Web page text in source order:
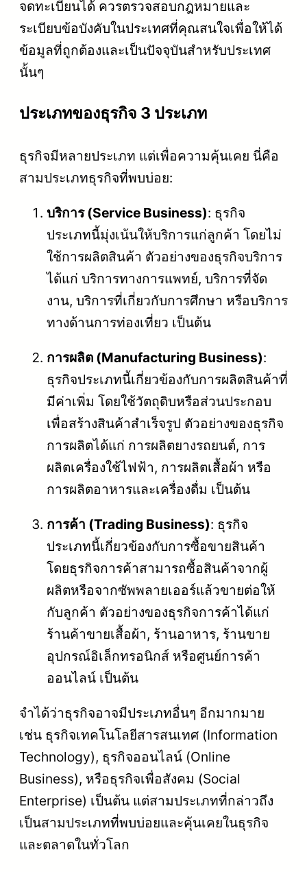
จดทะเบียนได้ ควรตรวจสอบกฎหมายและ
ระเบียบข้อบังคับในประเทศที่คุณสนใจเพื่อให้ได้
ข้อมูลที่ถูกต้องและเป็นปัจจุบันสำหรับประเทศ
นั้นๆ
ประเภทของธุรกิจ 3 ประเภท
ธุรกิจมีหลายประเภท แต่เพื่อความคุ้นเคย นี่คือ
สามประเภทธุรกิจที่พบบ่อย:
บริการ (Service Business): ธุรกิจ
ประเภทนี้มุ่งเน้นให้บริการแก่ลูกค้า โดยไม่
ใช้การผลิตสินค้า ตัวอย่างของธุรกิจบริการ
ได้แก่ บริการทางการแพทย์, บริการที่จัด
งาน, บริการที่เกี่ยวกับการศึกษา หรือบริการ
ทางด้านการท่องเที่ยว เป็นต้น
การผลิต (Manufacturing Business):
ธุรกิจประเภทนี้เกี่ยวข้องกับการผลิตสินค้าที่
มีค่าเพิ่ม โดยใช้วัตถุดิบหรือส่วนประกอบ
เพื่อสร้างสินค้าสำเร็จรูป ตัวอย่างของธุรกิจ
การผลิตได้แก่ การผลิตยางรถยนต์, การ
ผลิตเครื่องใช้ไฟฟ้า, การผลิตเสื้อผ้า หรือ
การผลิตอาหารและเครื่องดื่ม เป็นต้น
การค้า (Trading Business): ธุรกิจ
ประเภทนี้เกี่ยวข้องกับการซื้อขายสินค้า
โดยธุรกิจการค้าสามารถซื้อสินค้าจากผู้
ผลิตหรือจากซัพพลายเออร์แล้วขายต่อให้
กับลูกค้า ตัวอย่างของธุรกิจการค้าได้แก่
ร้านค้าขายเสื้อผ้า, ร้านอาหาร, ร้านขาย
อุปกรณ์อิเล็กทรอนิกส์ หรือศูนย์การค้า
ออนไลน์ เป็นต้น
จำได้ว่าธุรกิจอาจมีประเภทอื่นๆ อีกมากมาย
เช่น ธุรกิจเทคโนโลยีสารสนเทศ (Information
Technology), ธุรกิจออนไลน์ (Online
Business), หรือธุรกิจเพื่อสังคม (Social
Enterprise) เป็นต้น แต่สามประเภทที่กล่าวถึง
เป็นสามประเภทที่พบบ่อยและคุ้นเคยในธุรกิจ
และตลาดในทั่วโลก